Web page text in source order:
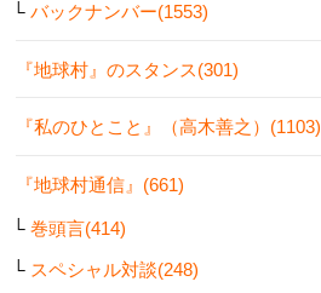
バックナンバー(1553)
『地球村』のスタンス(301)
『私のひとこと』（高木善之）(1103)
『地球村通信』(661)
巻頭言(414)
スペシャル対談(248)